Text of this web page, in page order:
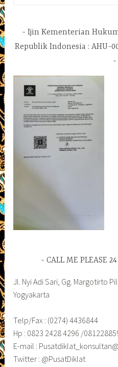
Ijin Kementerian
Republik Indonesia : AHU-
CALL ME PLEASE
Jl. Nyi Adi Sari, Gg. Margotirto
Yogyakarta
Telp/Fax : (0274) 4436844
Hp : 0823 2428 4296 /
E-mail :
Twitter : @PusatDiklat